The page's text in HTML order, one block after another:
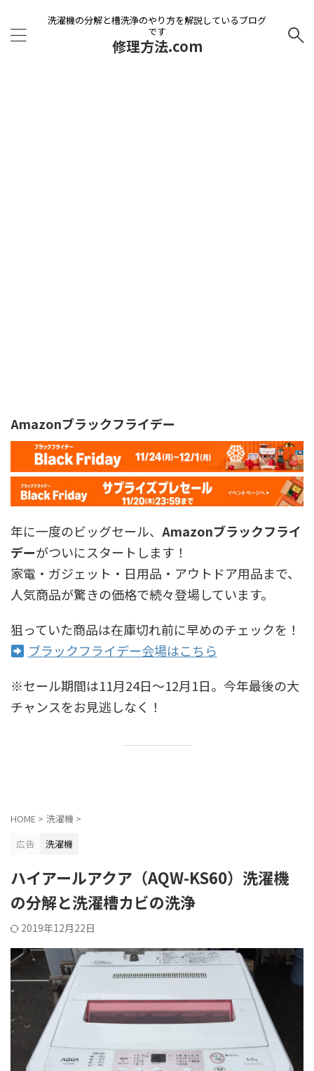
洗濯機の分解と槽洗浄のやり方を解説しているブログ
です
修理方法.com
Amazonブラックフライデー
年に一度のビッグセール、 Amazonブラックフライ
デーがついにスタートします！
家電・ガジェット・日用品・アウトドア用品まで、
人気商品が驚きの価格で続々登場しています。
狙っていた商品は在庫切れ前に早めのチェックを！
ブラックフライデー会場はこちら
※セール期間は11月24日〜12月1日。今年最後の大
チャンスをお見逃しなく！
HOME > 洗濯機 >
広告
洗濯機
ハイアールアクア（AQW-KS60）洗濯機
の分解と洗濯槽カビの洗浄
2019年12月22日